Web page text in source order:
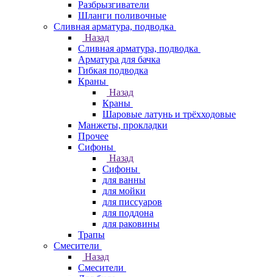
Разбрызгиватели
Шланги поливочные
Сливная арматура, подводка
Назад
Сливная арматура, подводка
Арматура для бачка
Гибкая подводка
Краны
Назад
Краны
Шаровые латунь и трёхходовые
Манжеты, прокладки
Прочее
Сифоны
Назад
Сифоны
для ванны
для мойки
для писсуаров
для поддона
для раковины
Трапы
Смесители
Назад
Смесители